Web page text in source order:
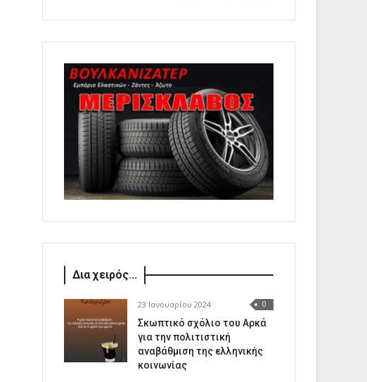
Δια χειρός...
23 Ιανουαρίου 2024 0
Σκωπτικό σχόλιο του Αρκά
για την πολιτιστική
αναβάθμιση της ελληνικής
κοινωνίας